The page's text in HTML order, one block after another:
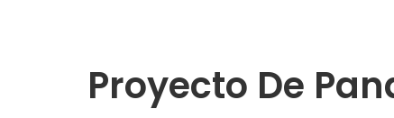
Proyecto De